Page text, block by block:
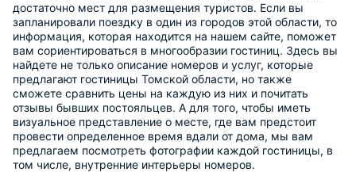
достаточно мест для размещения туристов. Если вы
запланировали поездку в один из городов этой области, то
информация, которая находится на нашем сайте, поможет
вам сориентироваться в многообразии гостиниц. Здесь вы
найдете не только описание номеров и услуг, которые
предлагают гостиницы Томской области, но также
сможете сравнить цены на каждую из них и почитать
отзывы бывших постояльцев. А для того, чтобы иметь
визуальное представление о месте, где вам предстоит
провести определенное время вдали от дома, мы вам
предлагаем посмотреть фотографии каждой гостиницы, в
том числе, внутренние интерьеры номеров.